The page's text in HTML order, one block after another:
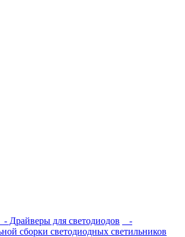
- Драйверы для светодиодов
-
сборки светодиодных светильников